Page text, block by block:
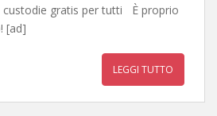
custodie gratis per tutti È proprio
[ad]
LEGGI TUTTO